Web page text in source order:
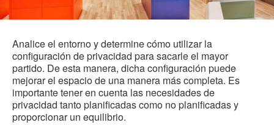
Analice el entorno y determine cómo utilizar la
configuración de privacidad para sacarle el mayor
partido. De esta manera, dicha configuración puede
mejorar el espacio de una manera más completa. Es
importante tener en cuenta las necesidades de
privacidad tanto planificadas como no planificadas y
proporcionar un equilibrio.